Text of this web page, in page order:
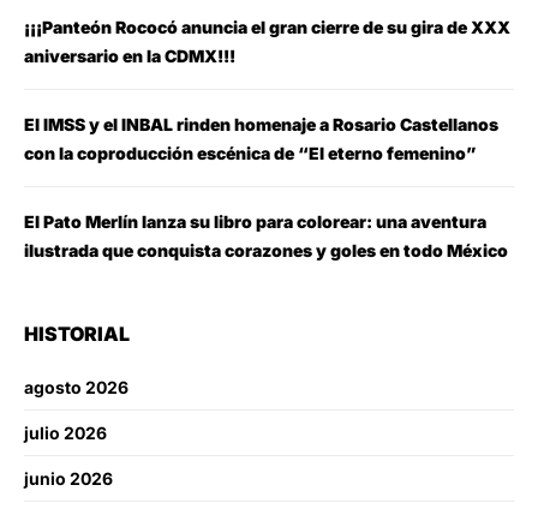
¡¡¡Panteón Rococó anuncia el gran cierre de su gira de XXX
aniversario en la CDMX!!!
El IMSS y el INBAL rinden homenaje a Rosario Castellanos
con la coproducción escénica de “El eterno femenino”
El Pato Merlín lanza su libro para colorear: una aventura
ilustrada que conquista corazones y goles en todo México
HISTORIAL
agosto 2026
julio 2026
junio 2026